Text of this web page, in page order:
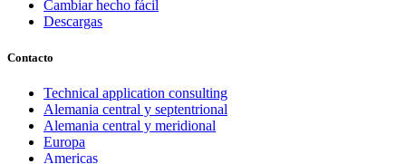
Cambiar hecho fácil
Descargas
Contacto
Technical application consulting
Alemania central y septentrional
Alemania central y meridional
Europa
Americas